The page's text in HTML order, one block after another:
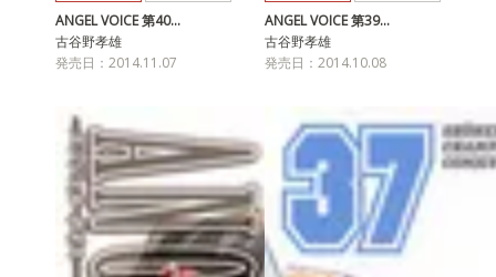
ANGEL VOICE 第40…
古谷野孝雄
発売日：2014.11.07
ANGEL VOICE 第39…
古谷野孝雄
発売日：2014.10.08